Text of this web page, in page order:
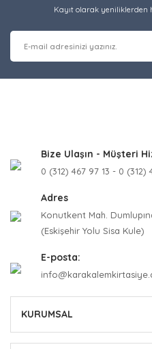
Kayıt olarak yeniliklerden
Bize Ulaşın - Müşteri
0 (312) 467 97 13 - 0 (312)
Adres
Konutkent Mah.
(Eskişehir Yolu Sisa Kule)
E-posta:
KURUMSAL